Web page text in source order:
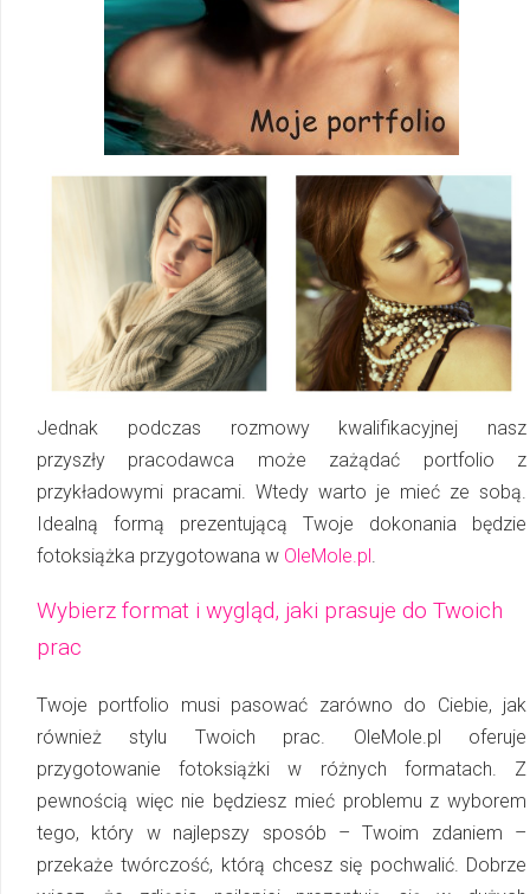
Jednak podczas rozmowy kwalifikacyjnej nasz
przyszły pracodawca może zażądać portfolio z
przykładowymi pracami. Wtedy warto je mieć ze sobą.
Idealną formą pre­zen­tu­ją­cą Twoje dokonania będzie
fotoksiążka przygotowana w OleMole.pl
Wybierz format i wygląd, jaki prasuje do Twoich
prac
Twoje portfolio musi pasować zarówno do Ciebie, jak
również stylu Twoich prac. OleMole.pl oferuje
przygotowanie fotoksiążki w różnych formatach. Z
pewnością więc nie będziesz mieć problemu z wyborem
tego, który w najlepszy sposób – Twoim zdaniem –
przekaże twórczość, którą chcesz się pochwalić. Dobrze